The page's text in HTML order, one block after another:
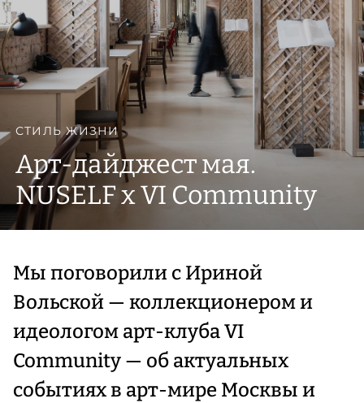
СТИЛЬ ЖИЗНИ
Арт-дайджест мая.
NUSELF x VI Community
Мы поговорили с Ириной
Вольской — коллекционером и
идеологом арт-клуба VI
Community — об актуальных
событиях в арт-мире Москвы и